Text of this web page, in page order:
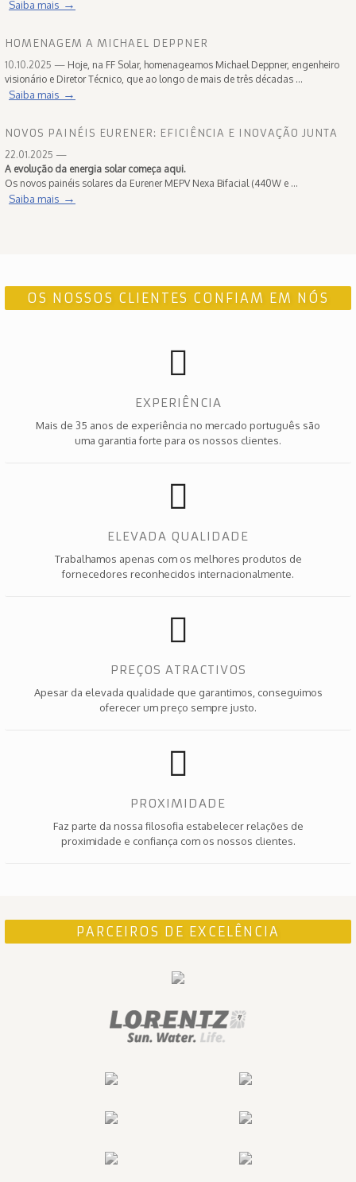
Saiba mais →
HOMENAGEM A MICHAEL DEPPNER
10.10.2025 — Hoje, na FF Solar, homenageamos Michael Deppner, engenheiro
visionário e Diretor Técnico, que ao longo de mais de três décadas ...
Saiba mais →
NOVOS PAINÉIS EURENER: EFICIÊNCIA E INOVAÇÃO JUNTA
22.01.2025 —
A evolução da energia solar começa aqui.
Os novos painéis solares da Eurener MEPV Nexa Bifacial (440W e ...
Saiba mais →
OS NOSSOS CLIENTES CONFIAM EM NÓS
EXPERIÊNCIA
Mais de 35 anos de experiência no mercado português são
uma garantia forte para os nossos clientes.
ELEVADA QUALIDADE
Trabalhamos apenas com os melhores produtos de
fornecedores reconhecidos internacionalmente.
PREÇOS ATRACTIVOS
Apesar da elevada qualidade que garantimos, conseguimos
oferecer um preço sempre justo.
PROXIMIDADE
Faz parte da nossa filosofia estabelecer relações de
proximidade e confiança com os nossos clientes.
PARCEIROS DE EXCELÊNCIA